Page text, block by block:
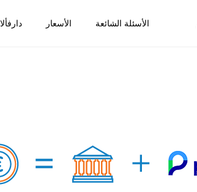
الأسعار الأسئلة الشائعة